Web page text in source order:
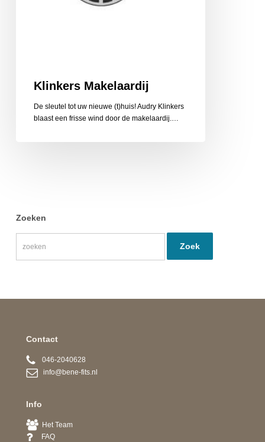
Klinkers Makelaardij
De sleutel tot uw nieuwe (t)huis! Audry Klinkers
blaast een frisse wind door de makelaardij.…
Zoeken
Contact
046-2040628
info@bene-fits.nl
Info
Het Team
FAQ